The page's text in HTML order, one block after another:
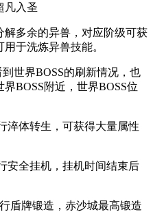
凡入圣
多余的异兽，对应阶级可获
于洗炼异兽技能。
世界BOSS的刷新情况，也
BOSS附近，世界BOSS位
体转生，可获得大量属性
全挂机，挂机时间结束后
盾牌锻造，赤沙城最高锻造